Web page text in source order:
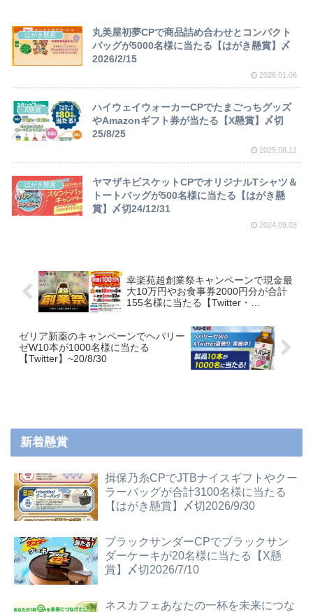
はがき懸賞
丸美屋初夢CPで商品詰め合わせとコンパクト
バッグが5000名様に当たる【はがき懸賞】〆
2026/2/15
2026.01.06
X懸賞
ハイウェイウォーカーCPでたまごっちグッズ
やAmazonギフト券が当たる【X懸賞】〆切
25/8/25
2025.08.11
はがき懸賞
ヤマザキビスケットCPでオリジナルTシャツ＆
トートバッグが500名様に当たる【はがき懸
賞】〆切24/12/31
2024.09.03
幸楽苑超創業祭キャンペーンで現金最
大10万円やお食事券2000円分が合計
155名様に当たる【Twitter・
ゼリア新薬のキャンペーンでヘパリー
ゼW10本が1000名様に当たる
【Twitter】~20/8/30
新着懸賞
揖保乃糸CPでJTBナイスギフトやクー
ラーバッグが合計3100名様に当たる
【はがき懸賞】〆切2026/9/30
ブラックサンダーCPでブラックサン
ダーケーキが20名様に当たる【X懸
賞】〆切2026/7/10
ネスカフェあなたの一杯を未来につな